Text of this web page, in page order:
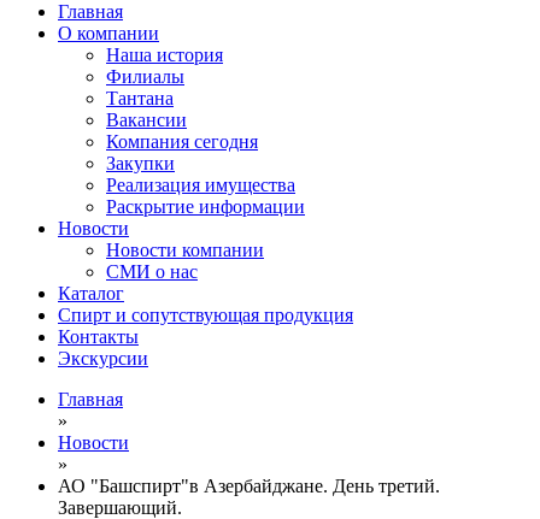
Главная
О компании
Наша история
Филиалы
Тантана
Вакансии
Компания сегодня
Закупки
Реализация имущества
Раскрытие информации
Новости
Новости компании
СМИ о нас
Каталог
Спирт и сопутствующая продукция
Контакты
Экскурсии
Главная
»
Новости
»
АО "Башспирт"в Азербайджане. День третий.
Завершающий.